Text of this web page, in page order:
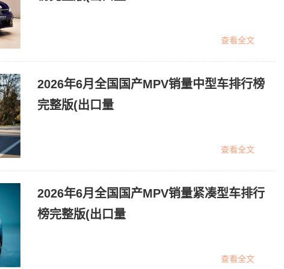
查看全文
2026年6月全国国产MPV销量中型车排行榜
完整版(出口量
查看全文
2026年6月全国国产MPV销量紧凑型车排行
榜完整版(出口量
查看全文